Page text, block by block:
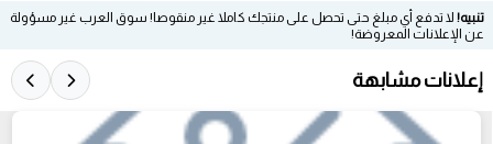
تنبيه! لا تدفع أي مبلغ حتى تحصل على منتجك كاملا غير منقوصا! سوق العرب غير مسؤولة
عن الإعلانات المعروضة!
إعلانات مشابهة